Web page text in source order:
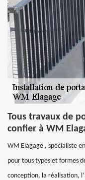
Tous travaux de
confier à WM
WM Elagage , spécialiste
pour tous types et formes
conception, la réalisation,